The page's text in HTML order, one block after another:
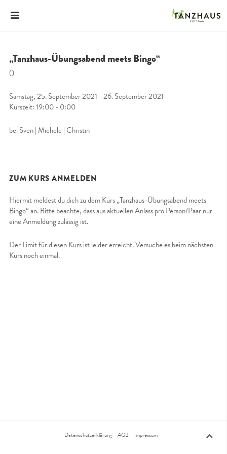
„Tanzhaus-Übungsabend meets Bingo“
()
Samstag, 25. September 2021 - 26. September 2021
Kurszeit: 19:00 - 0:00
bei Sven | Michele | Christin
ZUM KURS ANMELDEN
Hiermit meldest du dich zu dem Kurs „Tanzhaus-Übungsabend meets
Bingo“ an. Bitte beachte, dass aus aktuellen Anlass pro Person/Paar nur
eine Anmeldung zulässig ist.
Der Limit für diesen Kurs ist leider erreicht. Versuche es beim nächsten
Kurs noch einmal.
Datenschutzerklärung AGB Impressum